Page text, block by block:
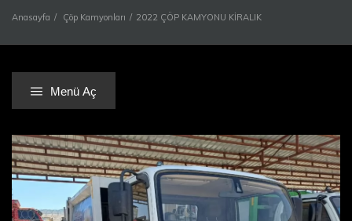
Anasayfa Çöp Kamyonları 2022 ÇÖP KAMYONU KİRALIK
Menü Aç